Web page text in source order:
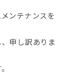
ンテナンスを
申し訳ありま